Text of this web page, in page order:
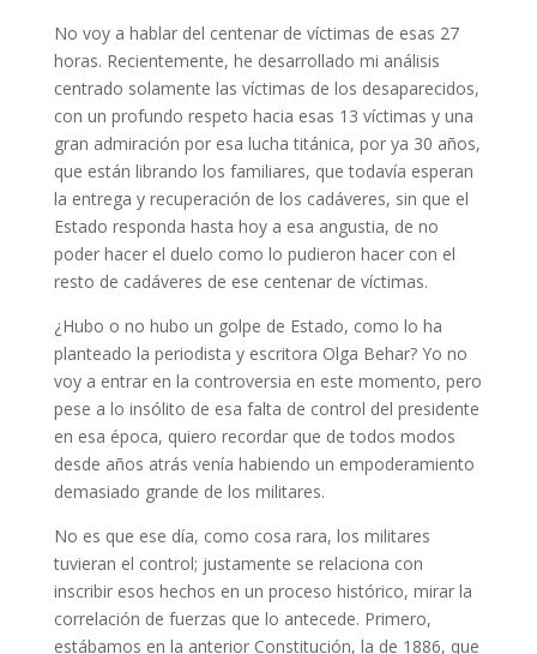
No voy a hablar del centenar de víctimas de esas 27
horas. Recientemente, he desarrollado mi análisis
centrado solamente las víctimas de los desaparecidos,
con un profundo respeto hacia esas 13 víctimas y una
gran admiración por esa lucha titánica, por ya 30 años,
que están librando los familiares, que todavía esperan
la entrega y recuperación de los cadáveres, sin que el
Estado responda hasta hoy a esa angustia, de no
poder hacer el duelo como lo pudieron hacer con el
resto de cadáveres de ese centenar de víctimas.
¿Hubo o no hubo un golpe de Estado, como lo ha
planteado la periodista y escritora Olga Behar? Yo no
voy a entrar en la controversia en este momento, pero
pese a lo insólito de esa falta de control del presidente
en esa época, quiero recordar que de todos modos
desde años atrás venía habiendo un empoderamiento
demasiado grande de los militares.
No es que ese día, como cosa rara, los militares
tuvieran el control; justamente se relaciona con
inscribir esos hechos en un proceso histórico, mirar la
correlación de fuerzas que lo antecede. Primero,
estábamos en la anterior Constitución, la de 1886, que